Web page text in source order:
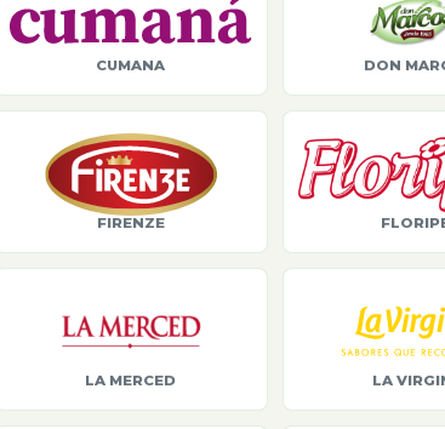
CUMANA DON
FIRENZE
LA MERCED LA